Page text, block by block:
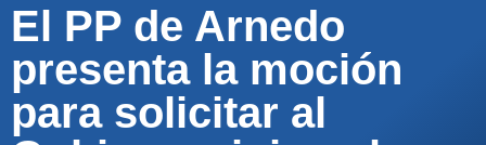
El PP de Arnedo
presenta la moción
para solicitar al